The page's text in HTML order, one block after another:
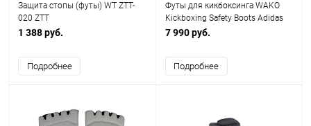
Защита стопы (футы) WT ZTT-
020 ZTT
1 388 руб.
Подробнее
Футы для кикбоксинга WAKO
Kickboxing Safety Boots Adidas
7 990 руб.
Подробнее